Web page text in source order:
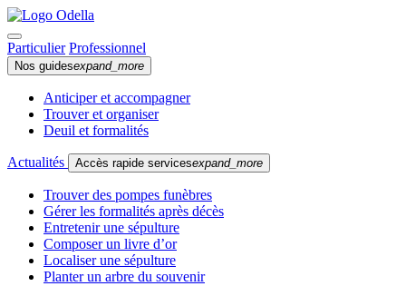
Particulier Professionnel
Nos guidesexpand_more
Anticiper et accompagner
Trouver et organiser
Deuil et formalités
Actualités Accès rapide servicesexpand_more
Trouver des pompes funèbres
Gérer les formalités après décès
Entretenir une sépulture
Composer un livre d’or
Localiser une sépulture
Planter un arbre du souvenir